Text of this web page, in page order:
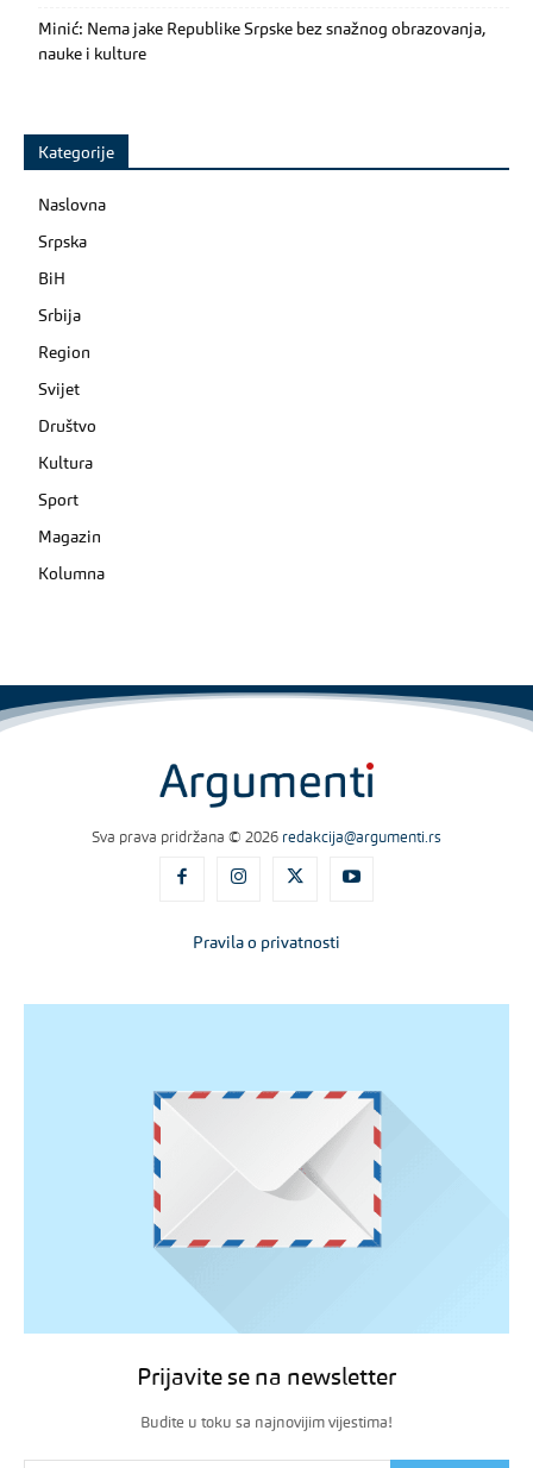
Minić: Nema jake Republike Srpske bez snažnog obrazovanja,
nauke i kulture
Kategorije
Naslovna
Srpska
BiH
Srbija
Region
Svijet
Društvo
Kultura
Sport
Magazin
Kolumna
Sva prava pridržana © 2026 redakcija@argumenti.rs
Pravila o privatnosti
Prijavite se na newsletter
Budite u toku sa najnovijim vijestima!